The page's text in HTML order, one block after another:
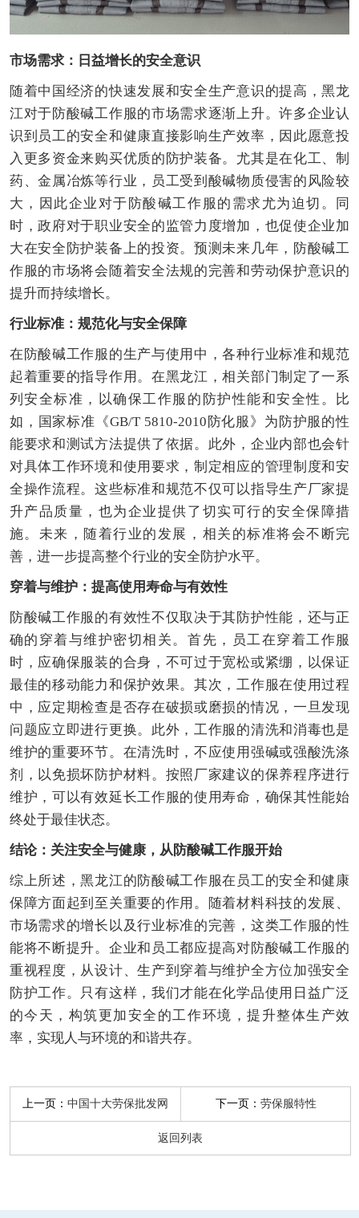
市场需求：日益增长的安全意识
随着中国经济的快速发展和安全生产意识的提高，黑龙
江对于防酸碱工作服的市场需求逐渐上升。许多企业认
识到员工的安全和健康直接影响生产效率，因此愿意投
入更多资金来购买优质的防护装备。尤其是在化工、制
药、金属冶炼等行业，员工受到酸碱物质侵害的风险较
大，因此企业对于防酸碱工作服的需求尤为迫切。同
时，政府对于职业安全的监管力度增加，也促使企业加
大在安全防护装备上的投资。预测未来几年，防酸碱工
作服的市场将会随着安全法规的完善和劳动保护意识的
提升而持续增长。
行业标准：规范化与安全保障
在防酸碱工作服的生产与使用中，各种行业标准和规范
起着重要的指导作用。在黑龙江，相关部门制定了一系
列安全标准，以确保工作服的防护性能和安全性。比
如，国家标准《GB/T 5810-2010防化服》为防护服的性
能要求和测试方法提供了依据。此外，企业内部也会针
对具体工作环境和使用要求，制定相应的管理制度和安
全操作流程。这些标准和规范不仅可以指导生产厂家提
升产品质量，也为企业提供了切实可行的安全保障措
施。未来，随着行业的发展，相关的标准将会不断完
善，进一步提高整个行业的安全防护水平。
穿着与维护：提高使用寿命与有效性
防酸碱工作服的有效性不仅取决于其防护性能，还与正
确的穿着与维护密切相关。首先，员工在穿着工作服
时，应确保服装的合身，不可过于宽松或紧绷，以保证
最佳的移动能力和保护效果。其次，工作服在使用过程
中，应定期检查是否存在破损或磨损的情况，一旦发现
问题应立即进行更换。此外，工作服的清洗和消毒也是
维护的重要环节。在清洗时，不应使用强碱或强酸洗涤
剂，以免损坏防护材料。按照厂家建议的保养程序进行
维护，可以有效延长工作服的使用寿命，确保其性能始
终处于最佳状态。
结论：关注安全与健康，从防酸碱工作服开始
综上所述，黑龙江的防酸碱工作服在员工的安全和健康
保障方面起到至关重要的作用。随着材料科技的发展、
市场需求的增长以及行业标准的完善，这类工作服的性
能将不断提升。企业和员工都应提高对防酸碱工作服的
重视程度，从设计、生产到穿着与维护全方位加强安全
防护工作。只有这样，我们才能在化学品使用日益广泛
的今天，构筑更加安全的工作环境，提升整体生产效
率，实现人与环境的和谐共存。
上一页：中国十大劳保批发网 下一页： 劳保服特性
返回列表